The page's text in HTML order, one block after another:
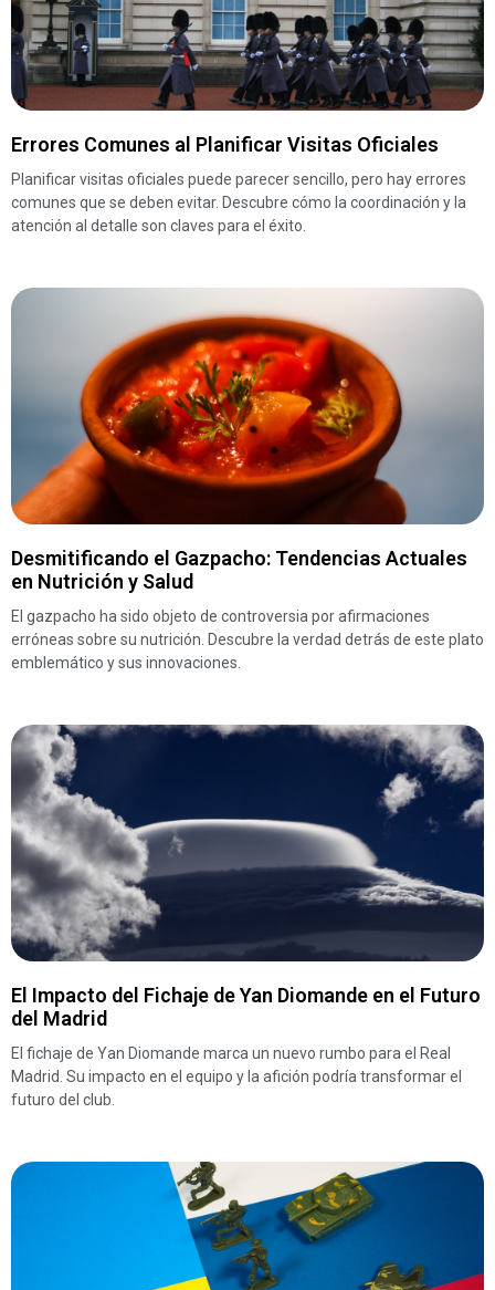
Errores Comunes al Planificar Visitas Oficiales
Planificar visitas oficiales puede parecer sencillo, pero hay errores
comunes que se deben evitar. Descubre cómo la coordinación y la
atención al detalle son claves para el éxito.
Desmitificando el Gazpacho: Tendencias Actuales
en Nutrición y Salud
El gazpacho ha sido objeto de controversia por afirmaciones
erróneas sobre su nutrición. Descubre la verdad detrás de este plato
emblemático y sus innovaciones.
El Impacto del Fichaje de Yan Diomande en el Futuro
del Madrid
El fichaje de Yan Diomande marca un nuevo rumbo para el Real
Madrid. Su impacto en el equipo y la afición podría transformar el
futuro del club.